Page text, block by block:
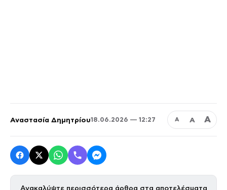
Αναστασία Δημητρίου18.06.2026 — 12:27 Α Α Α
Ανακαλύψτε περισσότερα άρθρα στα αποτελέσματα